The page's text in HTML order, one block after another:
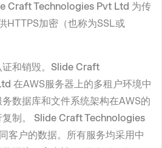
Craft Technologies Pvt Ltd 为传
HTTPS加密（也称为SSL或
证和销毁。Slide Craft
在AWS服务器上的多租户环境中
数据库和文件系统架构在AWS的
制。 Slide Craft Technologies
客户的数据。所有服务均采用中